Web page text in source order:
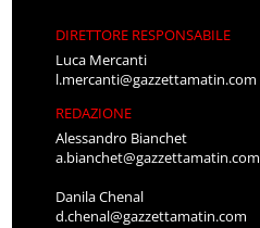
DIRETTORE RESPONSABILE
Luca Mercanti
l.mercanti@gazzettamatin.com
REDAZIONE
Alessandro Bianchet
a.bianchet@gazzettamatin.com
Danila Chenal
d.chenal@gazzettamatin.com